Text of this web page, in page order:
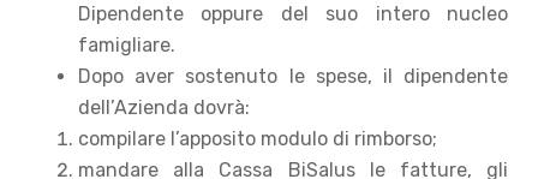
Dipendente oppure del suo intero nucleo
famigliare.
Dopo aver sostenuto le spese, il dipendente
dell’Azienda dovrà:
compilare l’apposito modulo di rimborso;
mandare alla Cassa BiSalus le fatture, gli